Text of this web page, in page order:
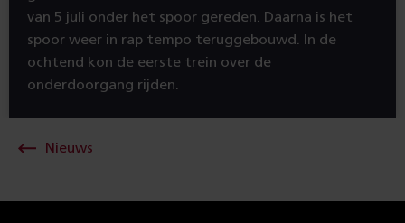
van 5 juli onder het spoor gereden. Daarna is het
spoor weer in rap tempo teruggebouwd. In de
ochtend kon de eerste trein over de
onderdoorgang rijden.
Nieuws